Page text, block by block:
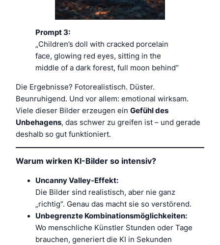
Prompt 3:
„Children’s doll with cracked porcelain
face, glowing red eyes, sitting in the
middle of a dark forest, full moon behind“
Die Ergebnisse? Fotorealistisch. Düster.
Beunruhigend. Und vor allem: emotional wirksam.
Viele dieser Bilder erzeugen ein Gefühl des
Unbehagens, das schwer zu greifen ist – und gerade
deshalb so gut funktioniert.
Warum wirken KI-Bilder so intensiv?
Uncanny Valley-Effekt:
Die Bilder sind realistisch, aber nie ganz
„richtig“. Genau das macht sie so verstörend.
Unbegrenzte Kombinationsmöglichkeiten:
Wo menschliche Künstler Stunden oder Tage
brauchen, generiert die KI in Sekunden